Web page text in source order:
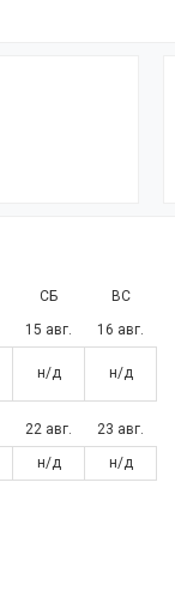
СБ
ВС
15 авг. 16 авг.
н/д н/д
22 авг.
23 авг.
н/д н/д